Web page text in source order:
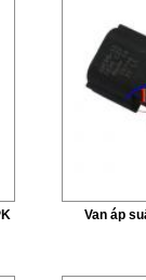
Van áp